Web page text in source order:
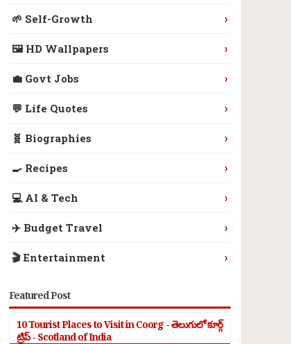
🌱 Self-Growth ›
🖼️ HD Wallpapers ›
💼 Govt Jobs ›
💬 Life Quotes ›
🧬 Biographies ›
🍳 Recipes ›
💻 AI & Tech ›
✈️ Budget Travel ›
🎬 Entertainment ›
Featured Post
10 Tourist Places to Visit in Coorg - తెలుగులో కూర్గ్
ట్రిప్ - Scotland of India